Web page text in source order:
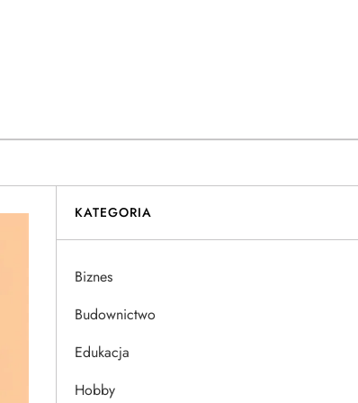
KATEGORIA
Biznes
Budownictwo
Edukacja
Hobby